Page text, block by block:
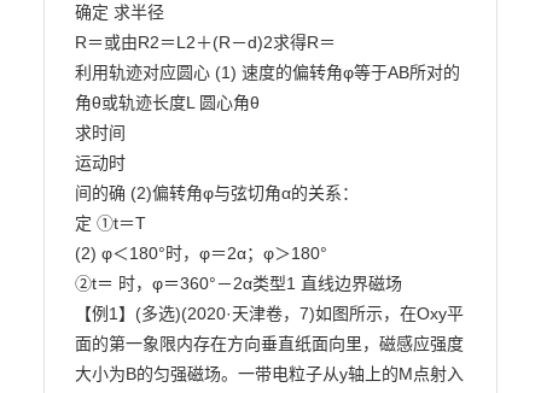
确定 求半径
R＝或由R2＝L2＋(R－d)2求得R＝
利用轨迹对应圆心 (1) 速度的偏转角φ等于AB所对的
角θ或轨迹长度L 圆心角θ
求时间
运动时
间的确 (2)偏转角φ与弦切角α的关系：
定 ①t＝T
(2) φ＜180°时，φ＝2α；φ＞180°
②t＝ 时，φ＝360°－2α类型1 直线边界磁场
【例1】(多选)(2020·天津卷，7)如图所示，在Oxy平
面的第一象限内存在方向垂直纸面向里，磁感应强度
大小为B的匀强磁场。一带电粒子从y轴上的M点射入